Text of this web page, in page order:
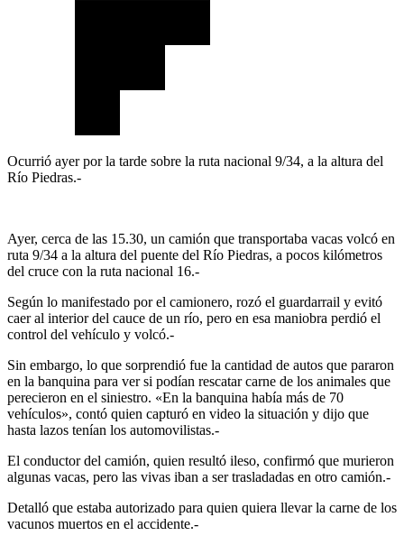
Ocurrió ayer por la tarde sobre la ruta nacional 9/34, a la altura del
Río Piedras.-
Ayer, cerca de las 15.30, un camión que transportaba vacas volcó en
ruta 9/34 a la altura del puente del Río Piedras, a pocos kilómetros
del cruce con la ruta nacional 16.-
Según lo manifestado por el camionero, rozó el guardarrail y evitó
caer al interior del cauce de un río, pero en esa maniobra perdió el
control del vehículo y volcó.-
Sin embargo, lo que sorprendió fue la cantidad de autos que pararon
en la banquina para ver si podían rescatar carne de los animales que
perecieron en el siniestro. «En la banquina había más de 70
vehículos», contó quien capturó en video la situación y dijo que
hasta lazos tenían los automovilistas.-
El conductor del camión, quien resultó ileso, confirmó que murieron
algunas vacas, pero las vivas iban a ser trasladadas en otro camión.-
Detalló que estaba autorizado para quien quiera llevar la carne de los
vacunos muertos en el accidente.-